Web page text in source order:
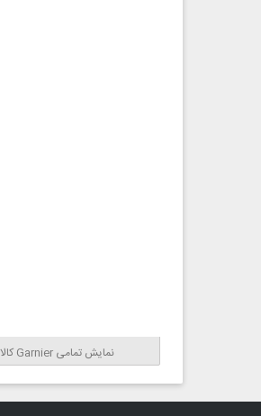
نمایش تمامی Garnier کالا